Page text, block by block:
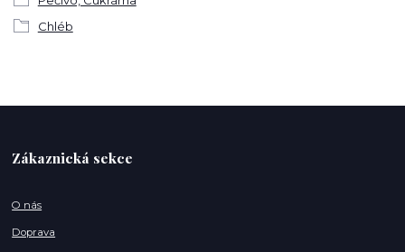
Chléb
Zákaznická sekce
O nás
Doprava